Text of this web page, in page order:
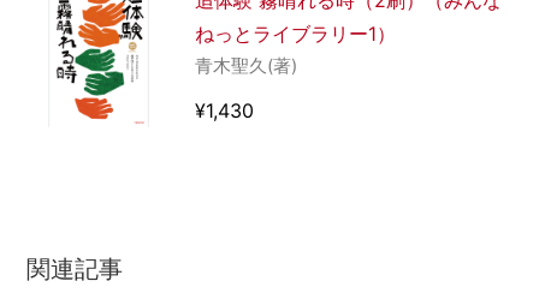
ねっとライブラリー1）
青木聖久(著)
¥1,430
関連記事